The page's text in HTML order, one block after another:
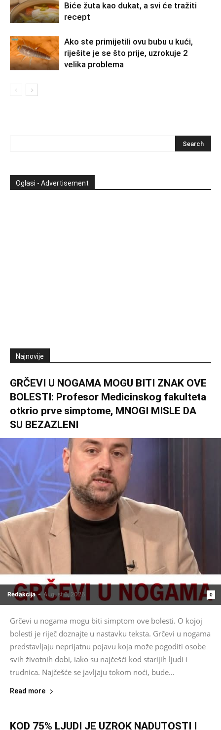
Biće žuta kao dukat, a svi će tražiti
recept
Ako ste primijetili ovu bubu u kući,
riješite je se što prije, uzrokuje 2
velika problema
Oglasi - Advertisement
Najnovije
GRČEVI U NOGAMA MOGU BITI ZNAK OVE
BOLESTI: Profesor Medicinskog fakulteta
otkrio prve simptome, MNOGI MISLE DA
SU BEZAZLENI
Redakcija - August 6, 2026 0
Grčevi u nogama mogu biti simptom ove bolesti. O kojoj
bolesti je riječ doznajte u nastavku teksta. Grčevi u nogama
predstavljaju neprijatnu pojavu koja može pogoditi osobe
svih životnih dobi, iako su najčešći kod starijih ljudi i
trudnica. Najčešće se javljaju tokom noći, bude...
Read more
KOD 75% LJUDI JE UZROK NADUTOSTI I